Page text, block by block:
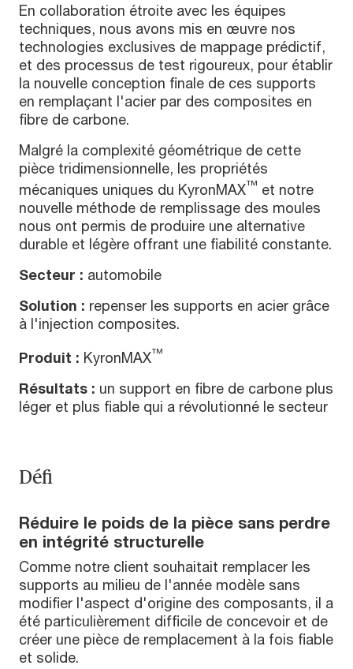
En collaboration étroite avec les équipes
techniques, nous avons mis en œuvre nos
technologies exclusives de mappage prédictif,
et des processus de test rigoureux, pour établir
la nouvelle conception finale de ces supports
en remplaçant l'acier par des composites en
fibre de carbone.
Malgré la complexité géométrique de cette
pièce tridimensionnelle, les propriétés
mécaniques uniques du KyronMAX™ et notre
nouvelle méthode de remplissage des moules
nous ont permis de produire une alternative
durable et légère offrant une fiabilité constante.
Secteur : automobile
Solution : repenser les supports en acier grâce
à l'injection composites.
Produit : KyronMAX™
Résultats : un support en fibre de carbone plus
léger et plus fiable qui a révolutionné le secteur
Défi
Réduire le poids de la pièce sans perdre
en intégrité structurelle
Comme notre client souhaitait remplacer les
supports au milieu de l'année modèle sans
modifier l'aspect d'origine des composants, il a
été particulièrement difficile de concevoir et de
créer une pièce de remplacement à la fois fiable
et solide.